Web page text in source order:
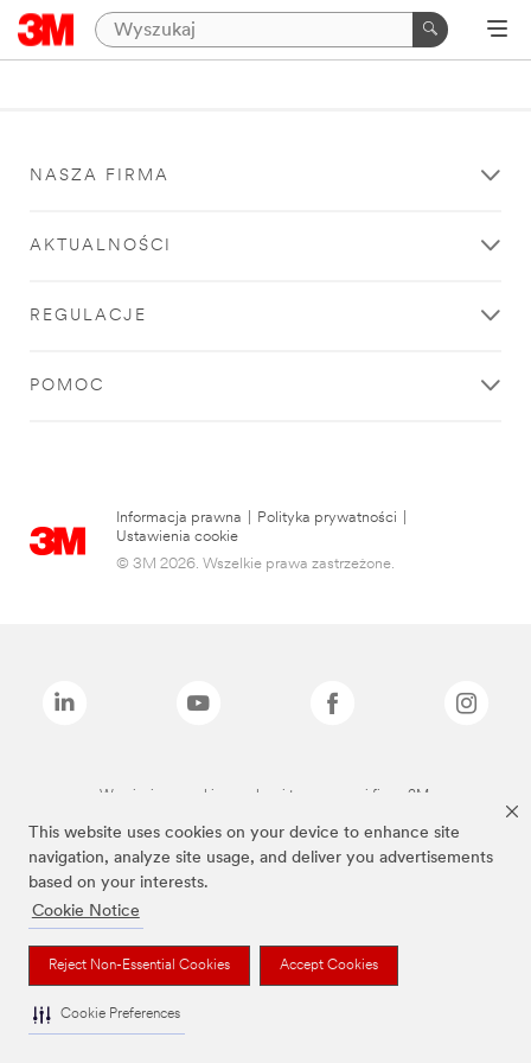
This website uses cookies on your device to enhance site
navigation, analyze site usage, and deliver you advertisements
based on your interests.
Cookie Notice
Reject Non-Essential Cookies Accept Cookies
Cookie Preferences
NASZA FIRMA
AKTUALNOŚCI
REGULACJE
POMOC
Informacja prawna Polityka prywatności
Ustawienia cookie
© 3M 2026. Wszelkie prawa zastrzeżone.
Wymienione marki są znakami towarowymi firmy 3M.